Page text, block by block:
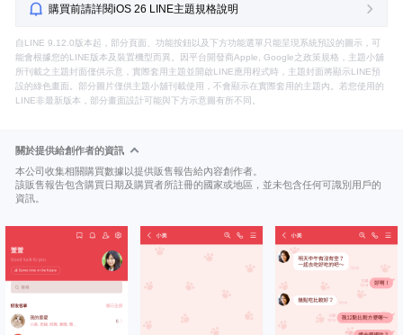
購買前請詳閱iOS 26 LINE主題規格說明
自LINE 9.12.0版本起，部分頁面、功能按鈕以及下方功能選單只能呈現系統預設的圖示，可
能會根據您的LINE版本及裝置機型而異。因平台開發商Apple, Google之政策規格，主題小舖
所刊載之主題封面僅供示意，實際套用主題並開啟LINE應用程式時，主題封面將顯示LINE預
設的綠色畫面。部分圖片僅供主題小舖刊載使用，不會顯示在實際套用的主題內。若您使用的
LINE非最新版本，部分畫面設計可能與下方示意圖有所不同。
關於提供給創作者的資訊
本公司收集相關購買數據以提供販售報告給內容創作者。
該販售報告包含購買日期及購買者所註冊的國家或地區，並未包含任何可識別用戶的
資訊。